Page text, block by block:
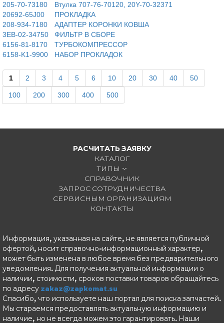
205-70-73180
Втулка 707-76-70120, 20Y-70-32371
20692-65J00
ПРОКЛАДКА
208-934-7180
АДАПТЕР КОРОНКИ КОВША
3EB-02-34750
ФИЛЬТР В СБОРЕ
6156-81-8170
ТУРБОКОМПРЕССОР
6158-K1-9900
НАБОР ПРОКЛАДОК
1 2 3 4 5 6 10 20 30 40 50
100 200 300 400 500
РАСЧИТАТЬ ЗАЯВКУ
КАТАЛОГ
ТИПЫ
СПРАВОЧНИК
ЗАПРОС СОТРУДНИЧЕСТВА
СЕРВИСНЫМ ОРГАНИЗАЦИЯМ
КОНТАКТЫ
Информация, указанная на сайте, не является публичной
офертой, носит справочно-информационный характер,
может быть изменена в любое время без предварительного
уведомления. Для получения актуальной информации о
наличии, стоимости, сроков поставки товаров обращайтесь
по адресу zakaz@zapkomat.su
Спасибо, что используете наш портал для поиска запчастей.
Мы стараемся предоставлять актуальную информацию и
наличие, но не всегда можем это гарантировать. Наши